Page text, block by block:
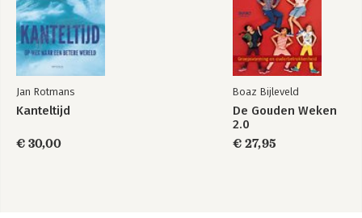
Jan Rotmans
Kanteltijd
€ 30,00
Boaz Bijleveld
De Gouden Weken
2.0
€ 27,95